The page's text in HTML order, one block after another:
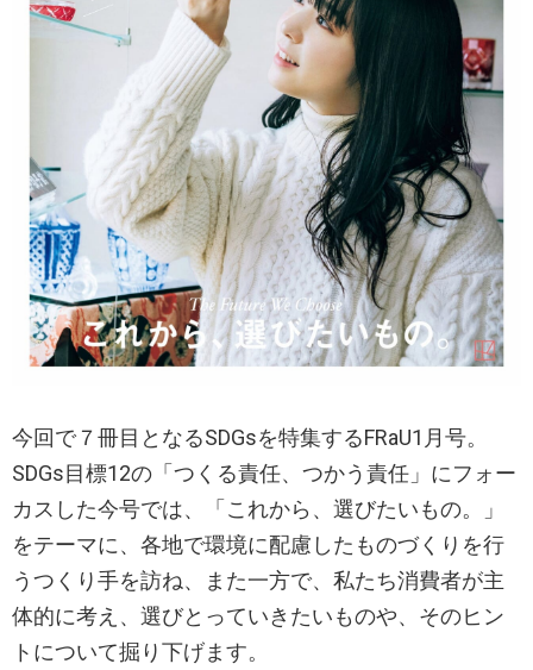
今回で７冊目となるSDGsを特集するFRaU1月号。
SDGs目標12の「つくる責任、つかう責任」にフォー
カスした今号では、「これから、選びたいもの。」
をテーマに、各地で環境に配慮したものづくりを行
うつくり手を訪ね、また一方で、私たち消費者が主
体的に考え、選びとっていきたいものや、そのヒン
トについて掘り下げます。